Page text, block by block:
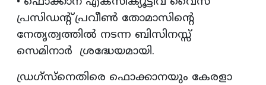
പ്രസിഡന്റ് പ്രവീൺ തോമാസിന്റെ
നേതൃത്വത്തിൽ നടന്ന ബിസിനസ്സ്
സെമിനാർ ശ്രദ്ധേയമായി.
ഡ്രഗ്സ്നെതിരെ ഫൊക്കാനയും കേരളാ